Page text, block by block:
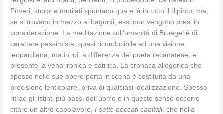
Poveri, storpi e mutilati spuntano qua e là in tutto il dipinto, ma,
se si trovano in mezzo ai bagordi, essi non vengono presi in
considerazione. La meditazione sull’umanità di Bruegel è di
carattere pessimista, quasi riconducibile ad una visione
leopardiana, ma in lui, a differenza del poeta recanatese, è
presente la vena ironica e satirica. La cronaca allegorica che
spesso nelle sue opere porta in scena è costituita da una
precisione lenticolare, priva di qualsiasi idealizzazione. Spesso
ritrae gli istinti più bassi dell’uomo e in questo senso occorre
citare un altro capolavoro,I sette peccati capitali, che nella